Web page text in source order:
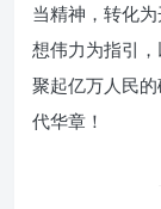
当精神，转化
想伟力为指引
聚起亿万人民
代华章！